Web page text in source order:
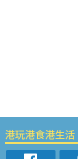
港玩港食港生活